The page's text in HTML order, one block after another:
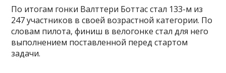
По итогам гонки Валттери Боттас стал 133-м из
247 участников в своей возрастной категории. По
словам пилота, финиш в велогонке стал для него
выполнением поставленной перед стартом
задачи.